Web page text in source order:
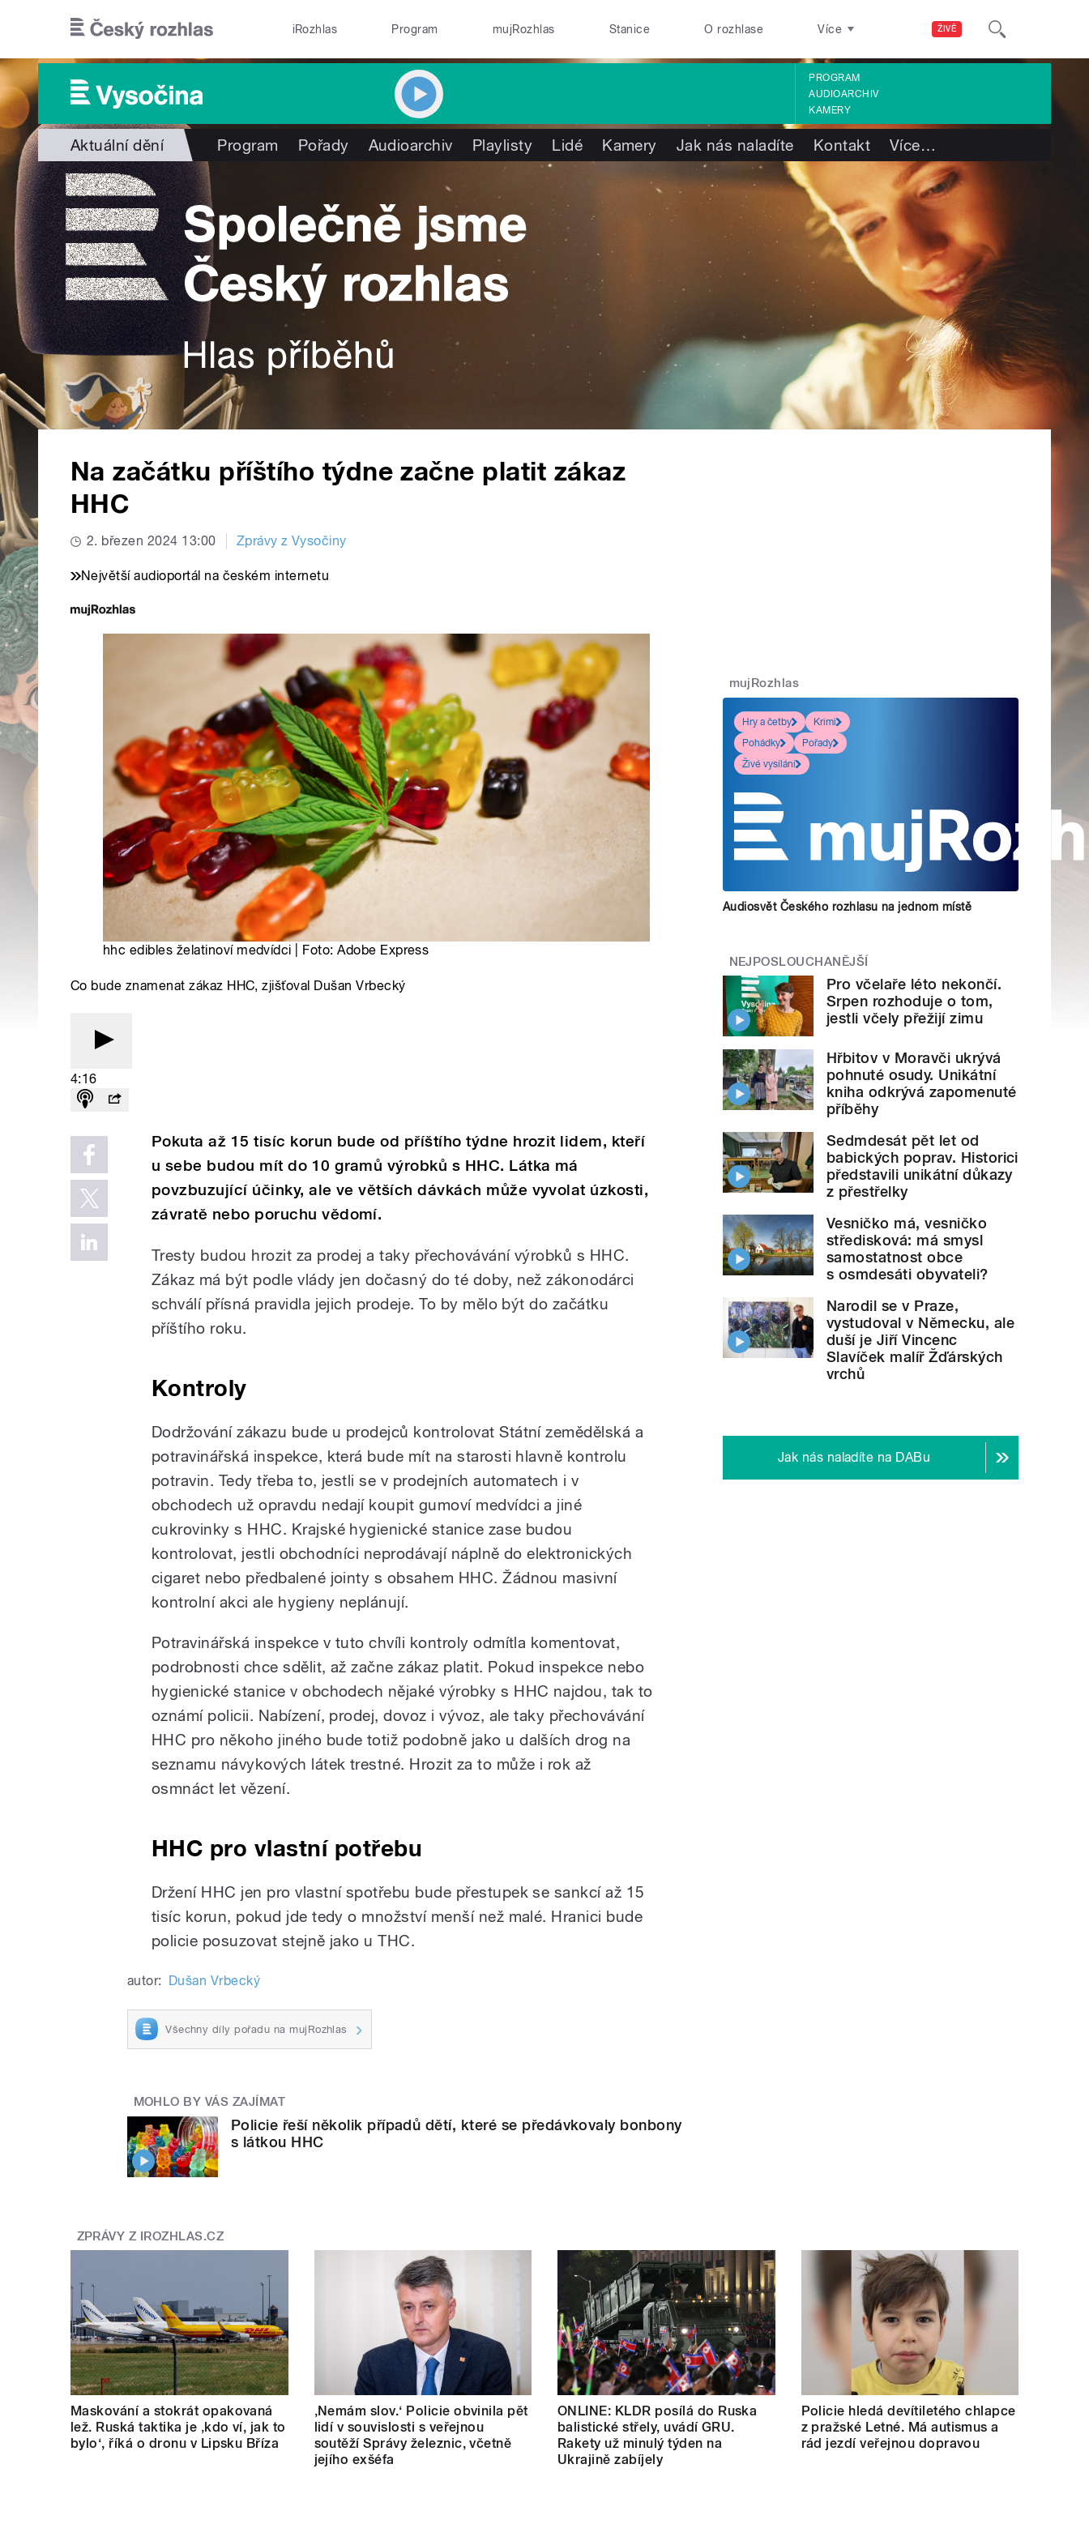
ŽIVĚ
iRozhlas Program mujRozhlas Stanice O rozhlase Více
PROGRAM
AUDIOARCHIV
KAMERY
Aktuální dění Program Pořady Audioarchiv Playlisty Lidé Kamery Jak nás naladíte Kontakt Více…
Na začátku příštího týdne začne platit zákaz
HHC
2. březen 2024 13:00 Zprávy z Vysočiny
Největší audioportál na českém internetu
hhc edibles želatinoví medvídci | Foto: Adobe Express
Co bude znamenat zákaz HHC, zjišťoval Dušan Vrbecký
4:16
Pokuta až 15 tisíc korun bude od příštího týdne hrozit lidem, kteří
u sebe budou mít do 10 gramů výrobků s HHC. Látka má
povzbuzující účinky, ale ve větších dávkách může vyvolat úzkosti,
závratě nebo poruchu vědomí.
Tresty budou hrozit za prodej a taky přechovávání výrobků s HHC.
Zákaz má být podle vlády jen dočasný do té doby, než zákonodárci
schválí přísná pravidla jejich prodeje. To by mělo být do začátku
příštího roku.
Kontroly
Dodržování zákazu bude u prodejců kontrolovat Státní zemědělská a
potravinářská inspekce, která bude mít na starosti hlavně kontrolu
potravin. Tedy třeba to, jestli se v prodejních automatech i v
obchodech už opravdu nedají koupit gumoví medvídci a jiné
cukrovinky s HHC. Krajské hygienické stanice zase budou
kontrolovat, jestli obchodníci neprodávají náplně do elektronických
cigaret nebo předbalené jointy s obsahem HHC. Žádnou masivní
kontrolní akci ale hygieny neplánují.
Potravinářská inspekce v tuto chvíli kontroly odmítla komentovat,
podrobnosti chce sdělit, až začne zákaz platit. Pokud inspekce nebo
hygienické stanice v obchodech nějaké výrobky s HHC najdou, tak to
oznámí policii. Nabízení, prodej, dovoz i vývoz, ale taky přechovávání
HHC pro někoho jiného bude totiž podobně jako u dalších drog na
seznamu návykových látek trestné. Hrozit za to může i rok až
osmnáct let vězení.
HHC pro vlastní potřebu
Držení HHC jen pro vlastní spotřebu bude přestupek se sankcí až 15
tisíc korun, pokud jde tedy o množství menší než malé. Hranici bude
policie posuzovat stejně jako u THC.
autor: Dušan Vrbecký
Všechny díly pořadu na mujRozhlas
MOHLO BY VÁS ZAJÍMAT
Policie řeší několik případů dětí, které se předávkovaly bonbony
s látkou HHC
mujRozhlas
Hry a četby
Krimi
Pohádky
Pořady
Živé vysílání
Audiosvět Českého rozhlasu na jednom místě
NEJPOSLOUCHANĚJŠÍ
Pro včelaře léto nekončí.
Srpen rozhoduje o tom,
jestli včely přežijí zimu
Hřbitov v Moravči ukrývá
pohnuté osudy. Unikátní
kniha odkrývá zapomenuté
příběhy
Sedmdesát pět let od
babických poprav. Historici
představili unikátní důkazy
z přestřelky
Vesničko má, vesničko
středisková: má smysl
samostatnost obce
s osmdesáti obyvateli?
Narodil se v Praze,
vystudoval v Německu, ale
duší je Jiří Vincenc
Slavíček malíř Žďárských
vrchů
Jak nás naladíte na DABu
ZPRÁVY Z IROZHLAS.CZ
Maskování a stokrát opakovaná
lež. Ruská taktika je ‚kdo ví, jak to
bylo‘, říká o dronu v Lipsku Bříza
‚Nemám slov.‘ Policie obvinila pět
lidí v souvislosti s veřejnou
soutěží Správy železnic, včetně
jejího exšéfa
ONLINE: KLDR posílá do Ruska
balistické střely, uvádí GRU.
Rakety už minulý týden na
Ukrajině zabíjely
Policie hledá devítiletého chlapce
z pražské Letné. Má autismus a
rád jezdí veřejnou dopravou